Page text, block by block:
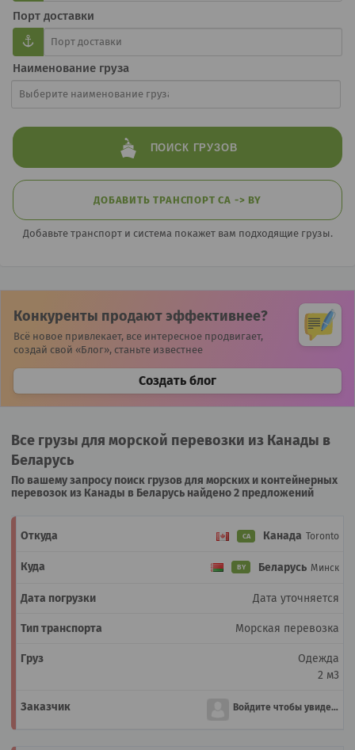
Порт доставки
Наименование груза
ПОИСК ГРУЗОВ
ДОБАВИТЬ ТРАНСПОРТ CA -> BY
Добавьте транспорт и система покажет вам подходящие грузы.
Конкуренты продают эффективнее?
Всё новое привлекает, все интересное продвигает,
создай свой «Блог», станьте известнее
Создать блог
Все грузы для морской перевозки из Канады в
Беларусь
По вашему запросу поиск грузов для морских и контейнерных
перевозок из Канады в Беларусь найдено 2 предложений
CA Канада Toronto
BY Беларусь Минск
Дата уточняется
Морская перевозка
Одежда
2 м3
Войдите чтобы увидеть